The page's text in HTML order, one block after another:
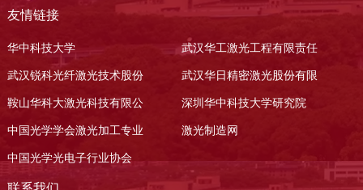
友情链接
华中科技大学 武汉华工激光工程有限责任
武汉锐科光纤激光技术股份 武汉华日精密激光股份有限
鞍山华科大激光科技有限公 深圳华中科技大学研究院
中国光学学会激光加工专业 激光制造网
中国光学光电子行业协会